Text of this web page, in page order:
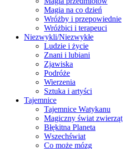
Magia na co dzień
Wróżby i przepowiednie
Wróżbici i terapeuci
Niezwykli/Niezwykłe
Ludzie i życie
Znani i lubiani
Zjawiska
Podróże
Wierzenia
Sztuka i artyści
Tajemnice
Tajemnice Watykanu
Magiczny świat zwierząt
Błękitna Planeta
Wszechświat
Co może mózg